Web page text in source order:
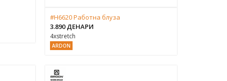
#H6620 Работна блуза
3.890 ДЕНАРИ
4xstretch
ARDON